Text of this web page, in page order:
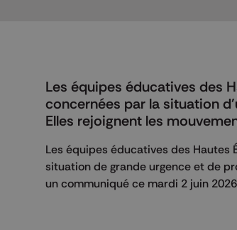
Les équipes éducatives des
concernées par la situation
Elles rejoignent les
Les équipes éducatives des Hautes
situation de grande urgence et de
un communiqué ce mardi 2 juin